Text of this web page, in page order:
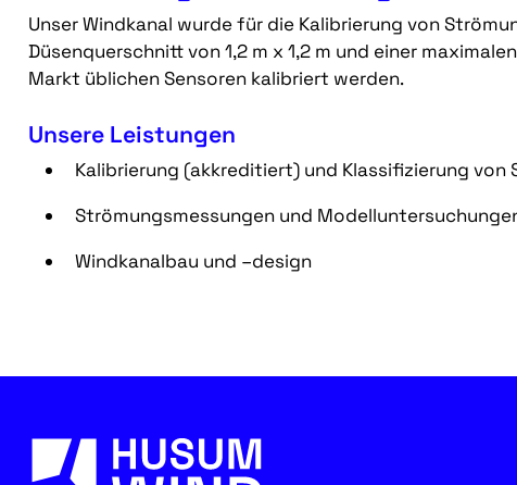
Unser Windkanal wurde für die Kalibrierung von
Düsenquerschnitt von 1,2 m x 1,2 m und einer
Markt üblichen Sensoren kalibriert werden.
Unsere Leistungen
Kalibrierung (akkreditiert) und Klassifizierung von
Strömungsmessungen und
Windkanalbau und –design